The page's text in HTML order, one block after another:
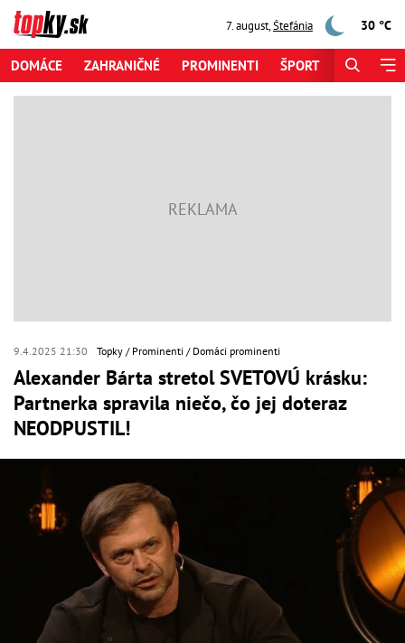
7. august,Štefánia 30 °C
DOMÁCE ZAHRANIČNÉ PROMINENTI ŠPORT
9.4.2025 21:30 Topky Prominenti Domáci prominenti
Alexander Bárta stretol SVETOVÚ krásku:
Partnerka spravila niečo, čo jej doteraz
NEODPUSTIL!